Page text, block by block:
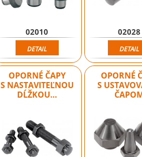
02010
DETAIL
02028
DETAIL
OPORNÉ ČAPY
S NASTAVITEĽNOU
DĹŽKOU…
OPORNÉ
S